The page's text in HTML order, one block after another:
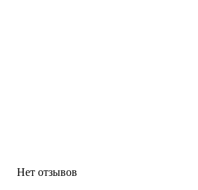
Нет отзывов